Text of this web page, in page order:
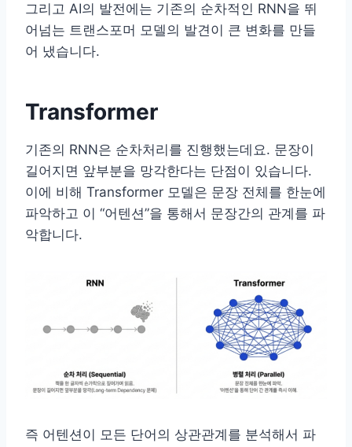
그리고 AI의 발전에는 기존의 순차적인 RNN을 뛰
어넘는 트랜스포머 모델의 발견이 큰 변화를 만들
어 냈습니다.
Transformer
기존의 RNN은 순차처리를 진행했는데요. 문장이
길어지면 앞부분을 망각한다는 단점이 있습니다.
이에 비해 Transformer 모델은 문장 전체를 한눈에
파악하고 이 “어텐션”을 통해서 문장간의 관계를 파
악합니다.
즉 어텐션이 모든 단어의 상관관계를 분석해서 파